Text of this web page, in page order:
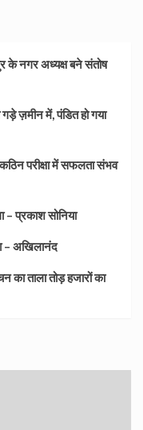
के नगर अध्यक्ष बने संतोष
गड़े ज़मीन में, पंडित हो गया
परीक्षा में सफलता संभव
– प्रकाश सोनिया
– अखिलानंद
का ताला तोड़ हजारों का